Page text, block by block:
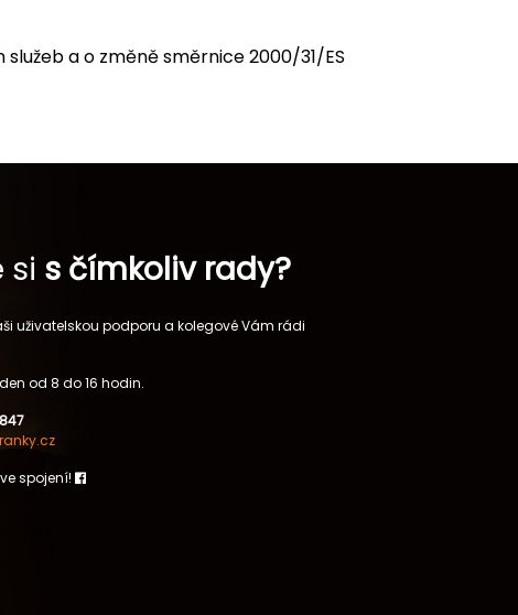
a o změně směrnice 2000/31/ES
si s čímkoliv rady?
uživatelskou podporu a kolegové Vám rádi
od 8 do 16 hodin.
spojení!